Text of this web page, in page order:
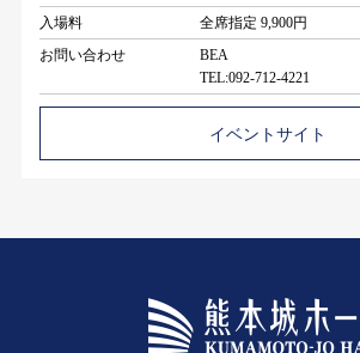
入場料
全席指定 9,900円
お問い合わせ
BEA
TEL:092-712-4221
イベントサイト